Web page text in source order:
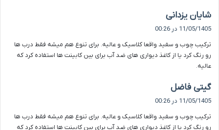
شایان یزدانی
ف
:
11/05/1405 در 00:26
ترکیب چوب و سفید واقعا کلاسیک و عالیه. برای تنوع هم میشه فقط درب ها
رو رنگ کرد یا از کاغذ دیواری های ضد آب برای بین کابینت ها استفاده کرد که
عالیه.
گیتی فاضل
ف
:
11/05/1405 در 00:26
ترکیب چوب و سفید واقعا کلاسیک و عالیه. برای تنوع هم میشه فقط درب ها
رو رنگ کرد یا از کاغذ دیواری های ضد آب برای بین کابینت ها استفاده کرد که